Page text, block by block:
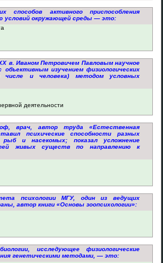
способов активного приспособления
условий окружающей среды — это:
в. Иваном Петровичем Павловым научное
объективным изучением физиологических
и человека) методом условных
деятельности
врач, автор труда «Естественная
психические способности разных
и насекомых; показал усложнение
живых существ по направлению к
психологии МГУ, один из ведущих
автор книги «Основы зоопсихологии»:
исследующее физиологические
генетическими методами, — это: